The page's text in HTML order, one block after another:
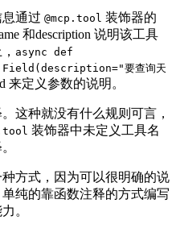
通过 @mcp.tool 装饰器的
和description 说明该工具
async def
要查询天
来定义参数的说明。
这种就没有什么规则可言，
装饰器中未定义工具名
方式，因为可以很明确的说
纯的靠函数注释的方式编写
。